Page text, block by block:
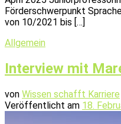
Förderschwerpunkt
von 10/2021 bis […]
Allgemein
Interview mit
von Wissen schafft Karriere
Veröffentlicht am 18.